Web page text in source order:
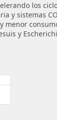
los
y sistemas
menor
y